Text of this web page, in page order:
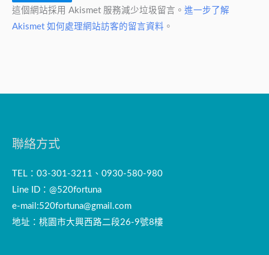
這個網站採用 Akismet 服務減少垃圾留言。 進一步了解
Akismet 如何處理網站訪客的留言資料 。
聯絡方式
TEL：03-301-3211、0930-580-980
Line ID：@520fortuna
e-mail:520fortuna@gmail.com
地址：桃園市大興西路二段26-9號8樓